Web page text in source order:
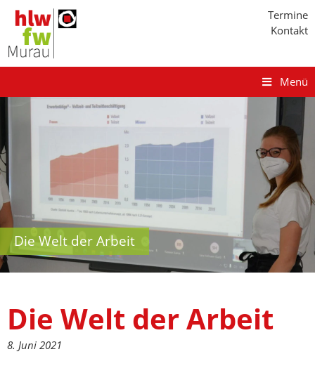
Termine
Kontakt
Menü
Die Welt der Arbeit
Die Welt der Arbeit
8. Juni 2021